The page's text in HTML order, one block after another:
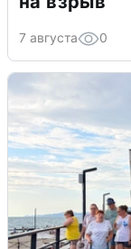
7 августа 0